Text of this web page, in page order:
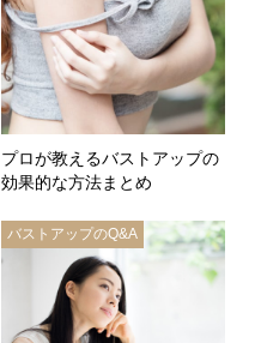
プロが教えるバストアップの
効果的な方法まとめ
バストアップのQ&A